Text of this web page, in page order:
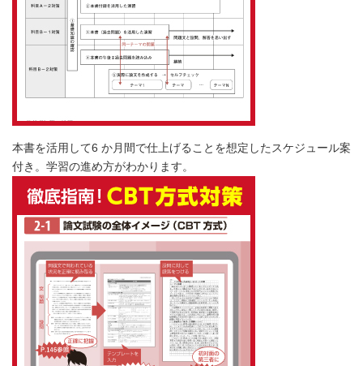
本書を活用して6 か月間で仕上げることを想定したスケジュール案
付き。学習の進め方がわかります。